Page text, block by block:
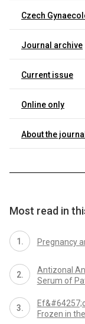
Czech
Journal archive
Current issue
Online only
About the
Most read in
Pregnancy
Antizonal
Serum of
Frozen in